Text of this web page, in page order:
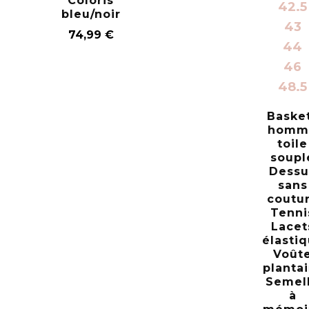
bleu/noir
74,99 €
42.5
43
44
46
48.5
toile
sans
à